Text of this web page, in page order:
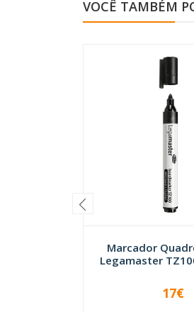
VOCÊ TAMBÉM
Marcador
Legamaster
+
17€